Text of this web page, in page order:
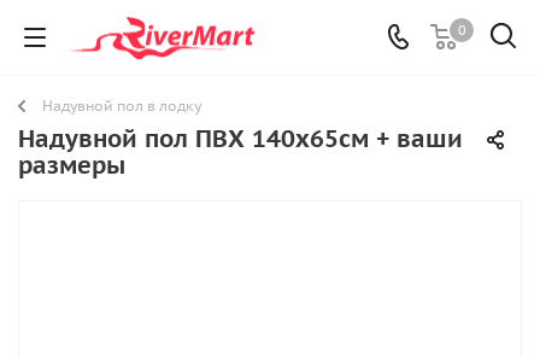
0
Надувной пол в лодку
Надувной пол ПВХ 140х65см + ваши
размеры